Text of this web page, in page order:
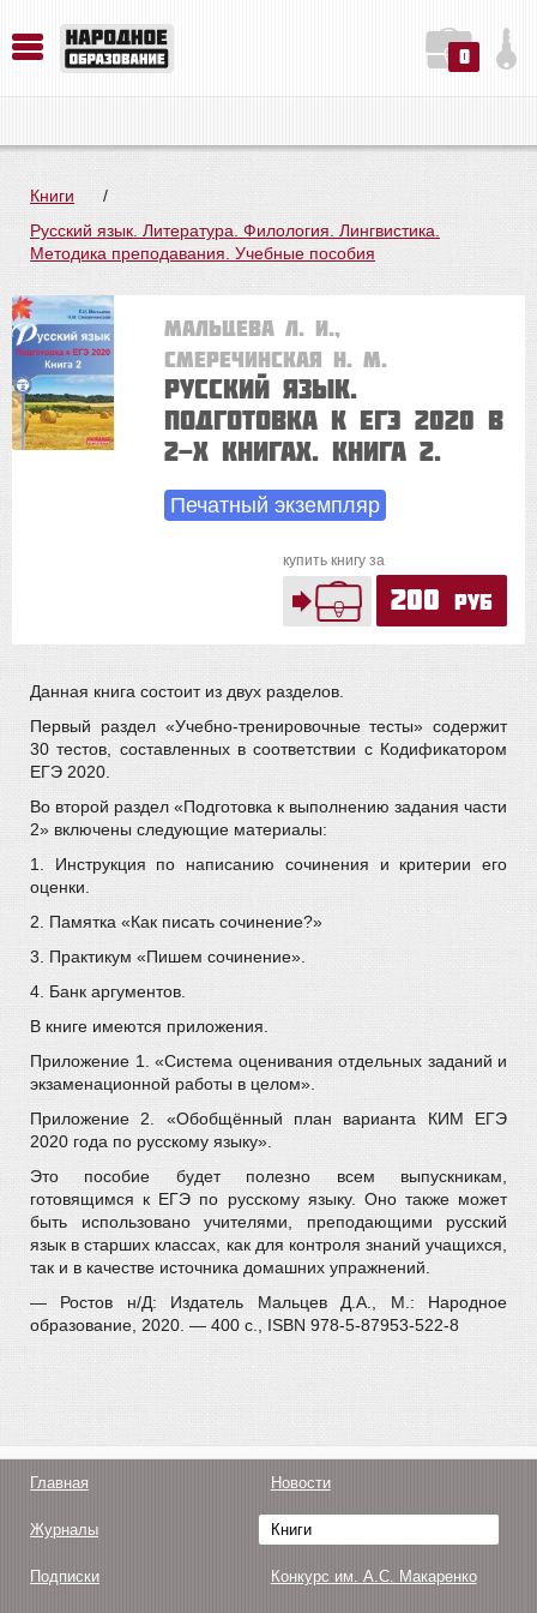
0
Книги
/
Русский язык. Литература. Филология. Лингвистика.
Методика преподавания. Учебные пособия
Мальцева Л. И.,
Смеречинская Н. М.
Русский язык.
Подготовка к ЕГЭ 2020 в
2-х книгах. Книга 2.
Печатный экземпляр
купить книгу за
200 руб
Данная книга состоит из двух разделов.
Первый раздел «Учебно­-тренировочные тесты» содержит
30 тестов, составленных в соответствии с Кодификатором
ЕГЭ 2020.
Во второй раздел «Подготовка к выполнению задания части
2» включены следующие материалы:
1. Инструкция по написанию сочинения и критерии его
оценки.
2. Памятка «Как писать сочинение?»
3. Практикум «Пишем сочинение».
4. Банк аргументов.
В книге имеются приложения.
Приложение 1. «Система оценивания отдельных заданий и
экзаменационной работы в целом».
Приложение 2. «Обобщённый план варианта КИМ ЕГЭ
2020 года по русскому языку».
Это пособие будет полезно всем выпускникам,
готовящимся к ЕГЭ по русскому языку. Оно также может
быть использовано учителями, преподающими русский
язык в старших классах, как для контроля знаний учащихся,
так и в качестве источника домашних упражнений.
— Ростов н/Д: Издатель Мальцев Д.А., М.: Народное
образование, 2020. — 400 с., ISBN 978-5-87953-522-8
Главная Новости
Журналы Книги
Подписки Конкурс им. А.С. Макаренко